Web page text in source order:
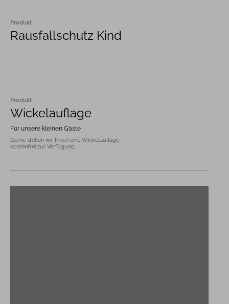
Produkt
Rausfallschutz Kind
Produkt
Wickelauflage
Für unsere kleinen Gäste
Gerne stellen wir Ihnen eine Wickelauflage
kostenfrei zur Verfügung.